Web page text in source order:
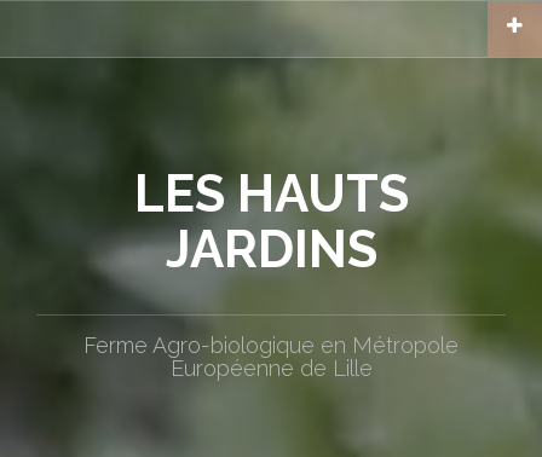
contenu
LES HAUTS
JARDINS
Ferme Agro-biologique en Métropole
Européenne de Lille